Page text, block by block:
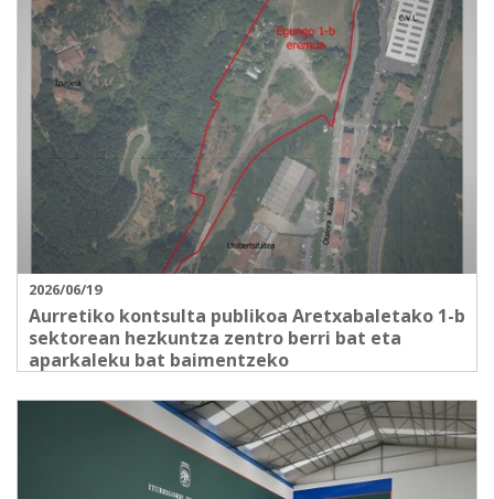
2026/06/19
Aurretiko kontsulta publikoa Aretxabaletako 1-b
sektorean hezkuntza zentro berri bat eta
aparkaleku bat baimentzeko